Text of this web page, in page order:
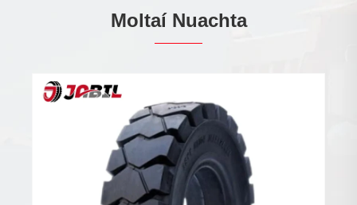
Moltaí Nuachta